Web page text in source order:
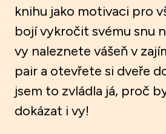
knihu jako motivaci pro
bojí vykročit svému snu
vy naleznete vášeň v
pair a otevřete si dveře
jsem to zvládla já, proč
dokázat i vy!